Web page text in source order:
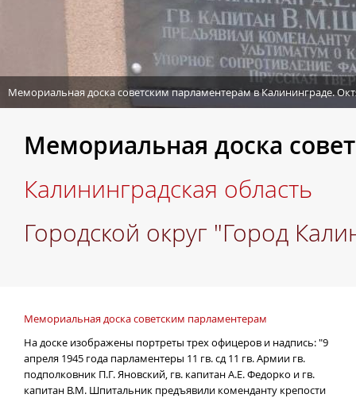
Мемориальная доска советским парламентерам в Калининграде.
Мемориальная доска
Калининградская область
Городской округ "Город
Мемориальная доска советским парламентерам
На доске изображены портреты трех офицеров и надпись: "9
апреля 1945 года парламентеры 11 гв. сд 11 гв. Армии гв.
подполковник П.Г. Яновский, гв. капитан А.Е. Федорко и гв.
капитан В.М. Шпитальник предъявили коменданту крепости